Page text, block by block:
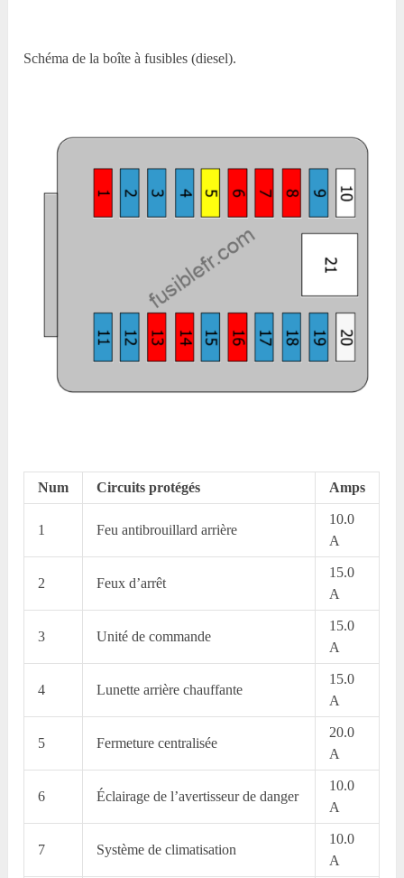
Schéma de la boîte à fusibles (diesel).
Num Circuits protégés Amps
1 Feu antibrouillard arrière
10.0
A
2 Feux d’arrêt
15.0
A
3 Unité de commande
15.0
A
4 Lunette arrière chauffante
15.0
A
5 Fermeture centralisée
20.0
A
6 Éclairage de l’avertisseur de danger
10.0
A
7 Système de climatisation
10.0
A